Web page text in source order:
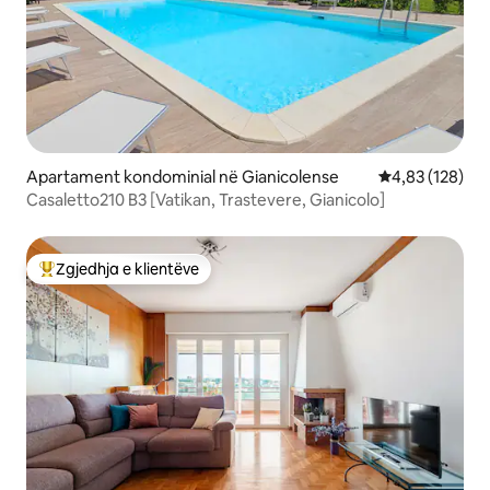
Apartament kondominial në Gianicolense Vlerësimi
4,83 (128)
Casaletto210 B3 [Vatikan, Trastevere, Gianicolo]
Më të mirat e zgjedhjeve të klientëve
Zgjedhja e klientëve